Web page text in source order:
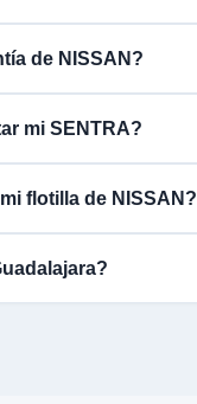
de NISSAN?
mi SENTRA?
flotilla de NISSAN?